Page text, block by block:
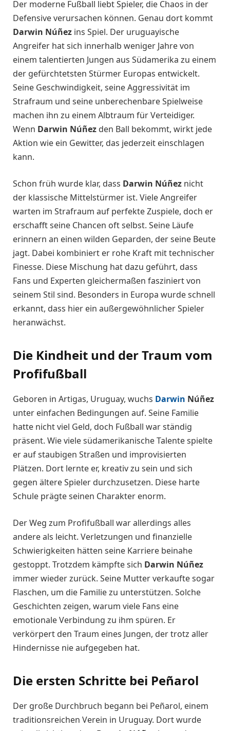
Der moderne Fußball liebt Spieler, die Chaos in der
Defensive verursachen können. Genau dort kommt
Darwin Núñez ins Spiel. Der uruguayische
Angreifer hat sich innerhalb weniger Jahre von
einem talentierten Jungen aus Südamerika zu einem
der gefürchtetsten Stürmer Europas entwickelt.
Seine Geschwindigkeit, seine Aggressivität im
Strafraum und seine unberechenbare Spielweise
machen ihn zu einem Albtraum für Verteidiger.
Wenn Darwin Núñez den Ball bekommt, wirkt jede
Aktion wie ein Gewitter, das jederzeit einschlagen
kann.
Schon früh wurde klar, dass Darwin Núñez nicht
der klassische Mittelstürmer ist. Viele Angreifer
warten im Strafraum auf perfekte Zuspiele, doch er
erschafft seine Chancen oft selbst. Seine Läufe
erinnern an einen wilden Geparden, der seine Beute
jagt. Dabei kombiniert er rohe Kraft mit technischer
Finesse. Diese Mischung hat dazu geführt, dass
Fans und Experten gleichermaßen fasziniert von
seinem Stil sind. Besonders in Europa wurde schnell
erkannt, dass hier ein außergewöhnlicher Spieler
heranwächst.
Die Kindheit und der Traum vom
Profifußball
Geboren in Artigas, Uruguay, wuchs Darwin Núñez
unter einfachen Bedingungen auf. Seine Familie
hatte nicht viel Geld, doch Fußball war ständig
präsent. Wie viele südamerikanische Talente spielte
er auf staubigen Straßen und improvisierten
Plätzen. Dort lernte er, kreativ zu sein und sich
gegen ältere Spieler durchzusetzen. Diese harte
Schule prägte seinen Charakter enorm.
Der Weg zum Profifußball war allerdings alles
andere als leicht. Verletzungen und finanzielle
Schwierigkeiten hätten seine Karriere beinahe
gestoppt. Trotzdem kämpfte sich Darwin Núñez
immer wieder zurück. Seine Mutter verkaufte sogar
Flaschen, um die Familie zu unterstützen. Solche
Geschichten zeigen, warum viele Fans eine
emotionale Verbindung zu ihm spüren. Er
verkörpert den Traum eines Jungen, der trotz aller
Hindernisse nie aufgegeben hat.
Die ersten Schritte bei Peñarol
Der große Durchbruch begann bei Peñarol, einem
traditionsreichen Verein in Uruguay. Dort wurde